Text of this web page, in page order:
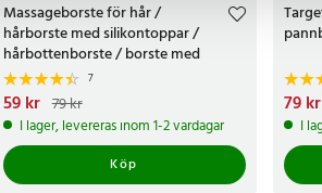
Massageborste för hår /
hårborste med silikontoppar /
hårbottenborste / borste med
massagefunktion
7
Nuvarande pris
79 kr
59 kr 79 kr
I lager, levereras inom 1-2 vardagar
Köp
149 kr
79 kr
I